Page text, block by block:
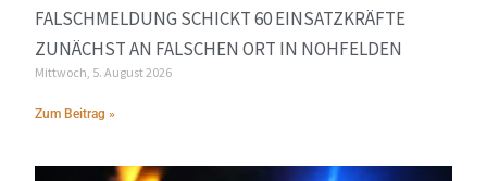
FALSCHMELDUNG SCHICKT 60 EINSATZKRÄFTE
ZUNÄCHST AN FALSCHEN ORT IN NOHFELDEN
Mittwoch, 5. August 2026
Zum Beitrag »